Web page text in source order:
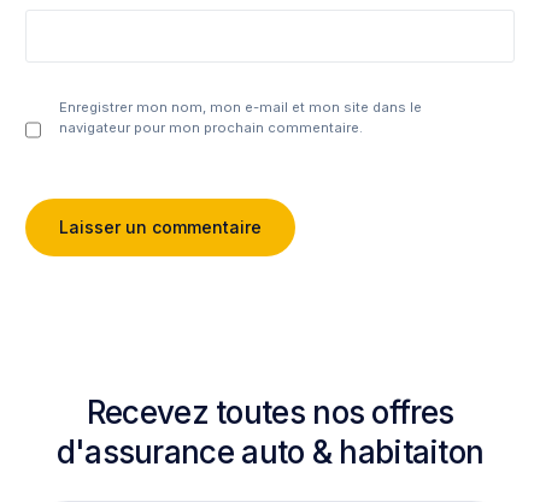
Enregistrer mon nom, mon e-mail et mon site dans le
navigateur pour mon prochain commentaire.
Recevez toutes nos offres
d'assurance auto & habitaiton